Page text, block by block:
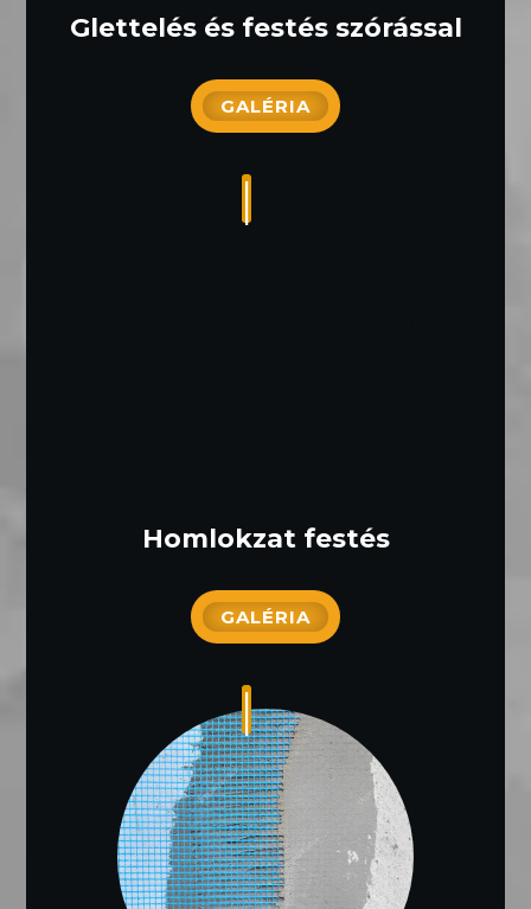
Glettelés és festés szórással
GALÉRIA
Homlokzat festés
GALÉRIA